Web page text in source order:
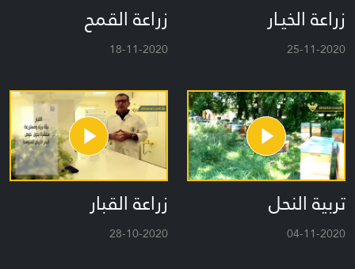
زراعة الخيـار
25-11-2020
زراعة القمح
18-11-2020
تربية النحل
04-11-2020
زراعة القبار
28-10-2020